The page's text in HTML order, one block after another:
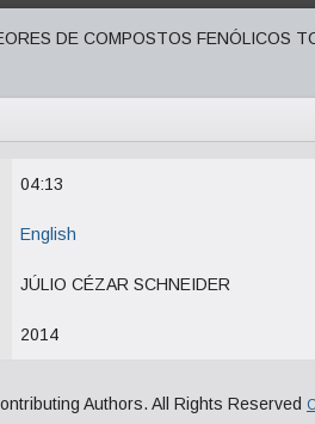
DE COMPOSTOS FENÓLICOS
04:13
English
JÚLIO CÉZAR SCHNEIDER
2014
Authors. All Rights Reserved